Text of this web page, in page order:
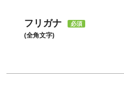
フリガナ
(全角文字)
必須